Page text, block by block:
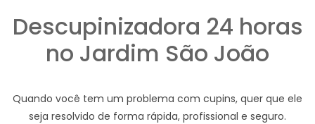
Descupinizadora 24 horas
no Jardim São João
Quando você tem um problema com cupins, quer que ele
seja resolvido de forma rápida, profissional e seguro.